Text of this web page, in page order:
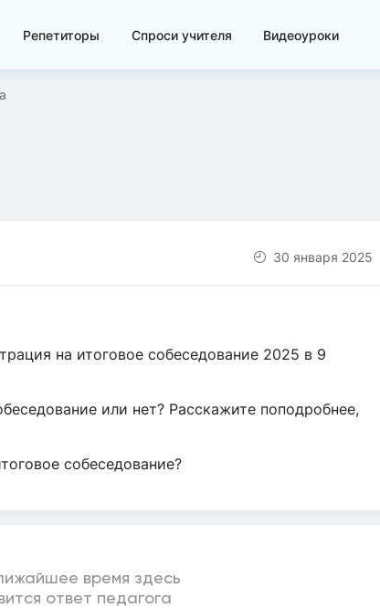
Репетиторы Спроси учителя Видеоуроки
30 января 2025
на итоговое собеседование 2025 в 9
или нет? Расскажите поподробнее,
собеседование?
время здесь
ответ педагога